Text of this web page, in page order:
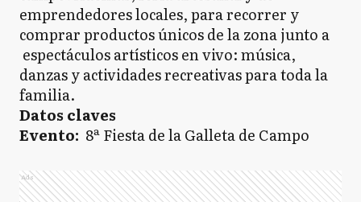
emprendedores locales, para recorrer y
comprar productos únicos de la zona junto a
espectáculos artísticos en vivo: música,
danzas y actividades recreativas para toda la
familia.
Datos claves
Evento: 8ª Fiesta de la Galleta de Campo
Ads